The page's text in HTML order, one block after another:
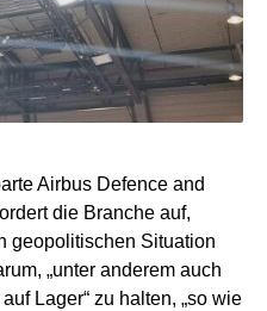
Airbus Defence and
die Branche auf,
geopolitischen Situation
„unter anderem auch
Lager“ zu halten, „so wie